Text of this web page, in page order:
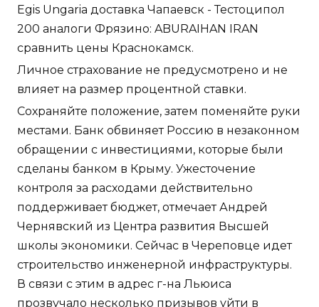
Egis Ungaria доставка Чапаевск - Тестоципол
200 аналоги Фрязино: ABURAIHAN IRAN
сравнить цены Краснокамск.
Личное страхование не предусмотрено и не
влияет на размер процентной ставки.
Сохраняйте положение, затем поменяйте руки
местами. Банк обвиняет Россию в незаконном
обращении с инвестициями, которые были
сделаны банком в Крыму. Ужесточение
контроля за расходами действительно
поддерживает бюджет, отмечает Андрей
Чернявский из Центра развития Высшей
школы экономики. Сейчас в Череповце идет
строительство инженерной инфраструктуры.
В связи с этим в адрес г-на Льюиса
прозвучало несколько призывов уйти в